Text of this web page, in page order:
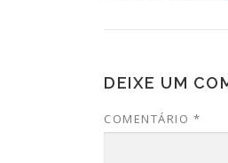
DEIXE UM
COMENTÁRIO *